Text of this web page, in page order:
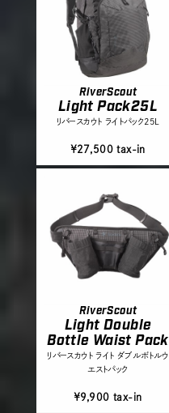
RiverScout
Light Pack25L
リバースカウト ライトパック25L
￥27,500 tax-in
RiverScout
Light Double
Bottle Waist Pack
リバースカウト ライト ダブルボトルウ
エストパック
￥9,900 tax-in